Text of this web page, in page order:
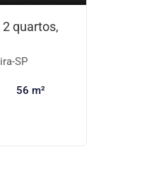
quartos,
SP
56 m²